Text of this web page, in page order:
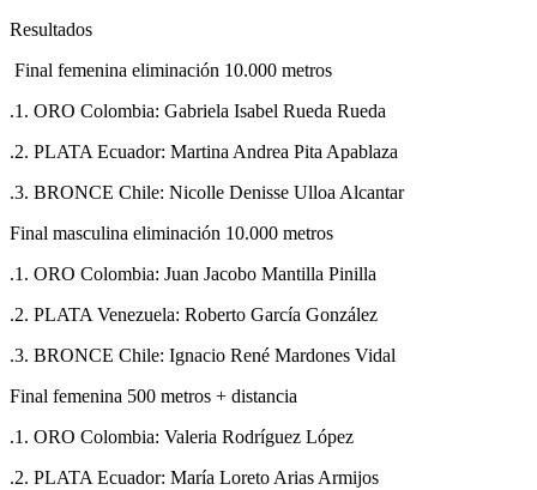
Resultados
Final femenina eliminación 10.000 metros
.1. ORO Colombia: Gabriela Isabel Rueda Rueda
.2. PLATA Ecuador: Martina Andrea Pita Apablaza
.3. BRONCE Chile: Nicolle Denisse Ulloa Alcantar
Final masculina eliminación 10.000 metros
.1. ORO Colombia: Juan Jacobo Mantilla Pinilla
.2. PLATA Venezuela: Roberto García González
.3. BRONCE Chile: Ignacio René Mardones Vidal
Final femenina 500 metros + distancia
.1. ORO Colombia: Valeria Rodríguez López
.2. PLATA Ecuador: María Loreto Arias Armijos